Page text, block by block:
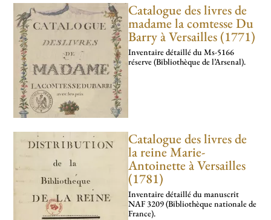
Catalogue des livres de
madame la comtesse Du
Barry à Versailles (1771)
Inventaire détaillé du Ms-5166
réserve (Bibliothèque de l’Arsenal).
Catalogue des livres de
la reine Marie-
Antoinette à Versailles
(1781)
Inventaire détaillé du manuscrit
NAF 3209 (Bibliothèque nationale de
France).